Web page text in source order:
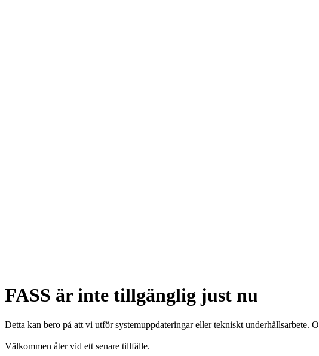
FASS är inte tillgänglig just nu
Detta kan bero på att vi utför systemuppdateringar eller tekniskt underhållsarbete.
Välkommen åter vid ett senare tillfälle.